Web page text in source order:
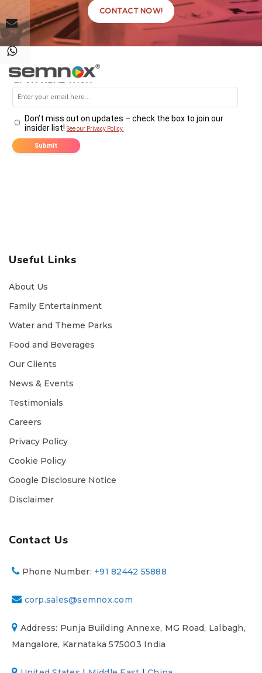
CONTACT NOW!
Useful Links
About Us
Family Entertainment
Water and Theme Parks
Food and Beverages
Our Clients
News & Events
Testimonials
Careers
Privacy Policy
Cookie Policy
Google Disclosure Notice
Disclaimer
Contact Us
Phone Number: +91 82442 55888
corp.sales@semnox.com
Address: Punja Building Annexe, MG Road, Lalbagh,
Mangalore, Karnataka 575003 India